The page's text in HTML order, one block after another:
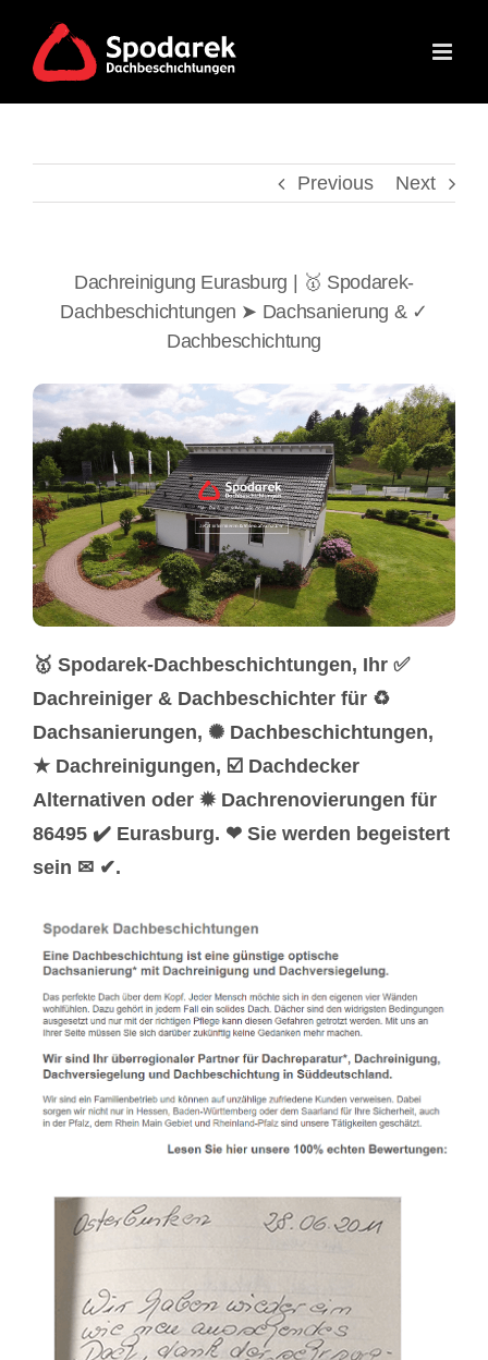
content
Previous Next
Dachreinigung Eurasburg | 🥇 Spodarek-
Dachbeschichtungen ➤ Dachsanierung & ✓
Dachbeschichtung
🥇 Spodarek-Dachbeschichtungen, Ihr ✅
Dachreiniger & Dachbeschichter für ♻
Dachsanierungen, ✺ Dachbeschichtungen,
★ Dachreinigungen, ☑️ Dachdecker
Alternativen oder ✹ Dachrenovierungen für
86495 ✔️ Eurasburg. ❤ Sie werden begeistert
sein ✉ ✔.